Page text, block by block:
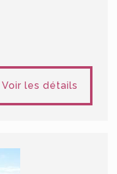
Voir les détails